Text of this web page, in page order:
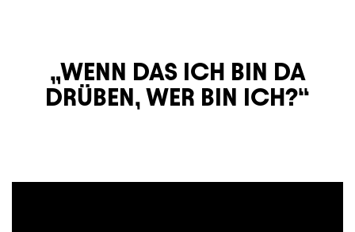
WENN DAS ICH BIN DA
DRÜBEN, WER BIN ICH?